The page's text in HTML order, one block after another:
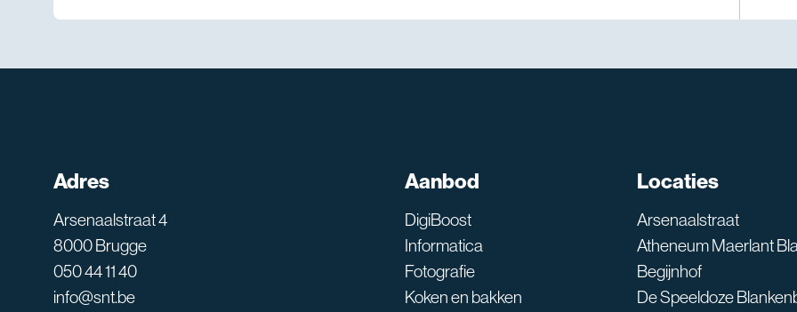
Adres
Arsenaalstraat 4
8000 Brugge
050 44 11 40
info@snt.be
Aanbod
DigiBoost
Informatica
Fotografie
Koken en bakken
Locaties
Arsenaalstraat
Atheneum Maerlant
Begijnhof
De Speeldoze
SNT assistent